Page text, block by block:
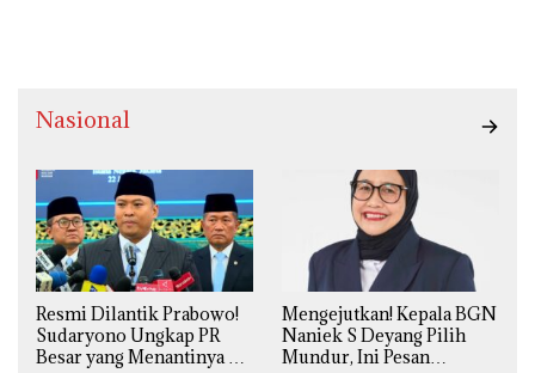
Nasional
Resmi Dilantik Prabowo!
Sudaryono Ungkap PR
Besar yang Menantinya di
Mengejutkan! Kepala BGN
Naniek S Deyang Pilih
Mundur, Ini Pesan